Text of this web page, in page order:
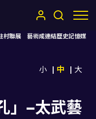
村聯展 藝術成連結歷史記憶媒
小 中 大
」–太武藝